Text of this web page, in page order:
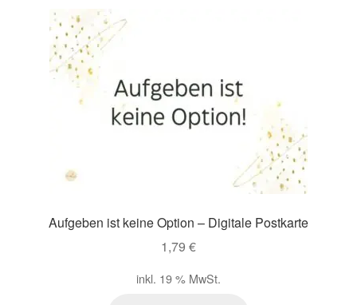
Aufgeben ist keine Option – Digitale Postkarte
1,79 €
inkl. 19 % MwSt.